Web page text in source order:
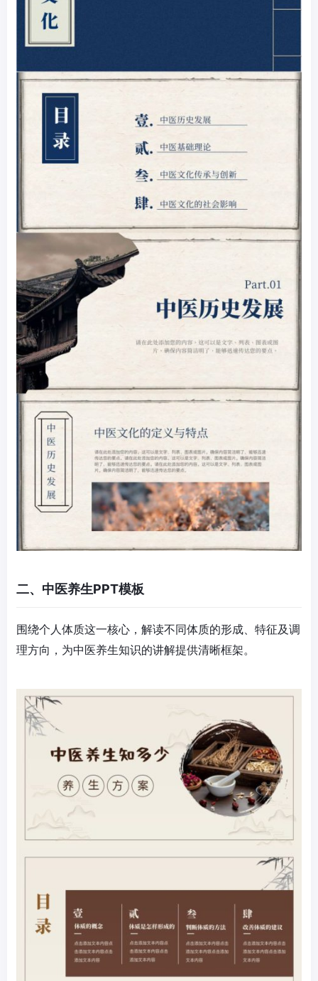
二、中医养生PPT模板
围绕个人体质这一核心，解读不同体质的形成、特征及调
理方向，为中医养生知识的讲解提供清晰框架。